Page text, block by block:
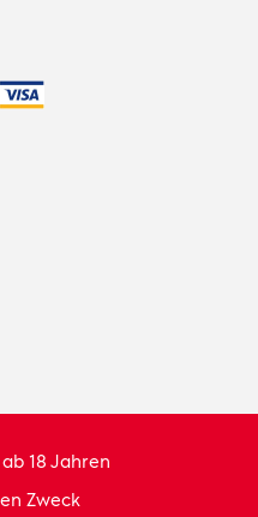
18 Jahren
Zweck